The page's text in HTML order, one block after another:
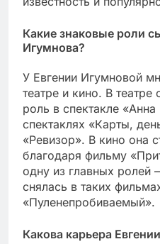
Какие знаковые роли
Игумнова?
У Евгении Игумновой
театре и кино. В
роль в спектакле
спектаклях «Карты,
«Ревизор». В кино она
благодаря фильму
одну из главных
снялась в таких
«Пуленепробиваемый».
Какова карьера